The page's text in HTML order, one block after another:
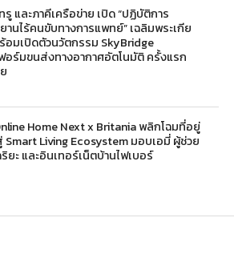
รู และภาคีเครือข่าย เปิด “ปฏิบัติการ
านไร้คนขับทางการแพทย์” เฉลิมพระเกีย
อมเปิดตัวนวัตกรรม SkyBridge
ร์มขนส่งทางอากาศอัตโนมัติ ครั้งแรก
Home Next x Britania พลิกโฉมที่อยู่
Smart Living Ecosystem มอบเอมี่ ผู้ช่วย
ยะ และอินเทอร์เน็ตบ้านไฟเบอร์